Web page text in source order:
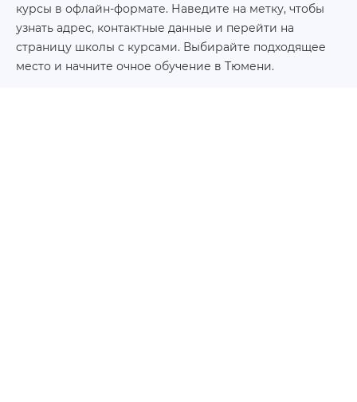
курсы в офлайн-формате. Наведите на метку, чтобы
узнать адрес, контактные данные и перейти на
страницу школы с курсами. Выбирайте подходящее
место и начните очное обучение в Тюмени.